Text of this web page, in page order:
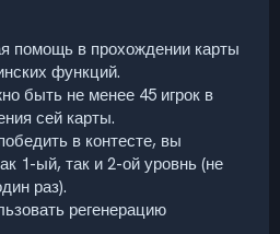
помощь в прохождении карты
функций.
быть не менее 45 игрок в
сей карты.
в контесте, вы
1-ый, так и 2-ой уровнь (не
раз).
регенерацию